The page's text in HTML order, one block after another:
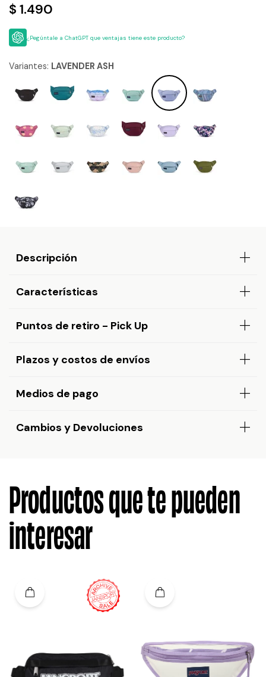
$ 1.490
¿Pegúntale a ChatGPT que ventajas tiene este producto?
Variantes: LAVENDER ASH
Descripción
Características
Puntos de retiro - Pick Up
Plazos y costos de envíos
Medios de pago
Cambios y Devoluciones
Productos que te pueden
interesar